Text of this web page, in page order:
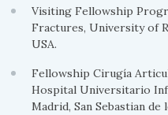
Visiting Fellowship
Fractures, University of
USA.
Fellowship Cirugía
Hospital Universitario
Madrid, San Sebastian de